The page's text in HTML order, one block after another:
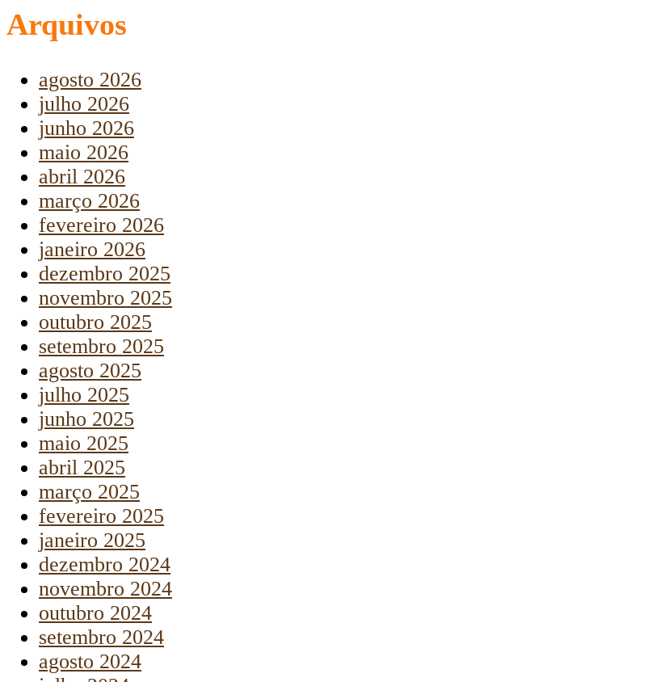
Arquivos
agosto 2026
julho 2026
junho 2026
maio 2026
abril 2026
março 2026
fevereiro 2026
janeiro 2026
dezembro 2025
novembro 2025
outubro 2025
setembro 2025
agosto 2025
julho 2025
junho 2025
maio 2025
abril 2025
março 2025
fevereiro 2025
janeiro 2025
dezembro 2024
novembro 2024
outubro 2024
setembro 2024
agosto 2024